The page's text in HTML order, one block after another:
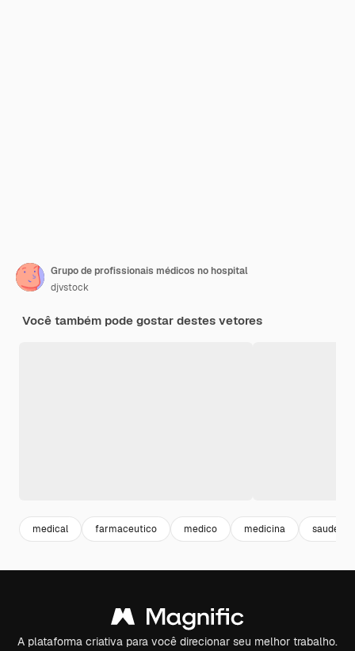
Grupo de profissionais médicos no hospital
djvstock
Você também pode gostar destes vetores
medical farmaceutico medico medicina saude
A plataforma criativa para você direcionar seu melhor trabalho.